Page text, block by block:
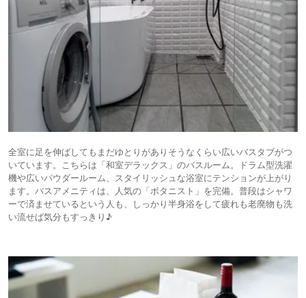
全室に足を伸ばしてもまだゆとりがありそうなくらい広いバスタブがつ
いています。こちらは「和室デラックス」のバスルーム。ドラム型洗濯
機や広いパウダールーム、スタイリッシュな浴室にテンションが上がり
ます。バスアメニティは、人気の「ボタニスト」を完備。普段はシャワ
ーで済ませているという人も、しっかり半身浴をして疲れも老廃物も洗
い流せば気分もすっきり♪